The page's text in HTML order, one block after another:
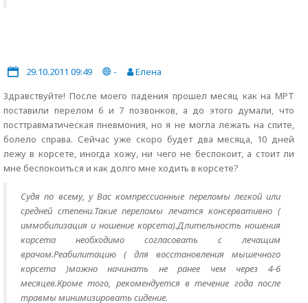
29.10.2011 09:49 -
Елена
Здравствуйте! После моего падения прошел месяц как на МРТ
поставили перелом 6 и 7 позвонков, а до этого думали, что
посттравматическая пневмония, но я не могла лежать на спите,
болело справа. Сейчас уже скоро будет два месяца, 10 дней
лежу в корсете, иногда хожу, ни чего не беспокоит, а стоит ли
мне беспокоиться и как долго мне ходить в корсете?
Судя по всему, у Вас компрессионные переломы легкой или
средней степени.Такие переломы лечатся консервативно (
иммобилизация и ношение корсета).Длительность ношения
корсета необходимо согласовать с лечащим
врачом.Реабилитацию ( для восстановления мышечного
корсета )можно начинать не ранее чем через 4-6
месяцев.Кроме того, рекомендуется в течение года после
травмы минимизировать сидение.